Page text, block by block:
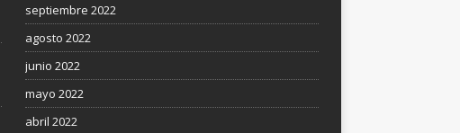
septiembre 2022
agosto 2022
junio 2022
mayo 2022
abril 2022